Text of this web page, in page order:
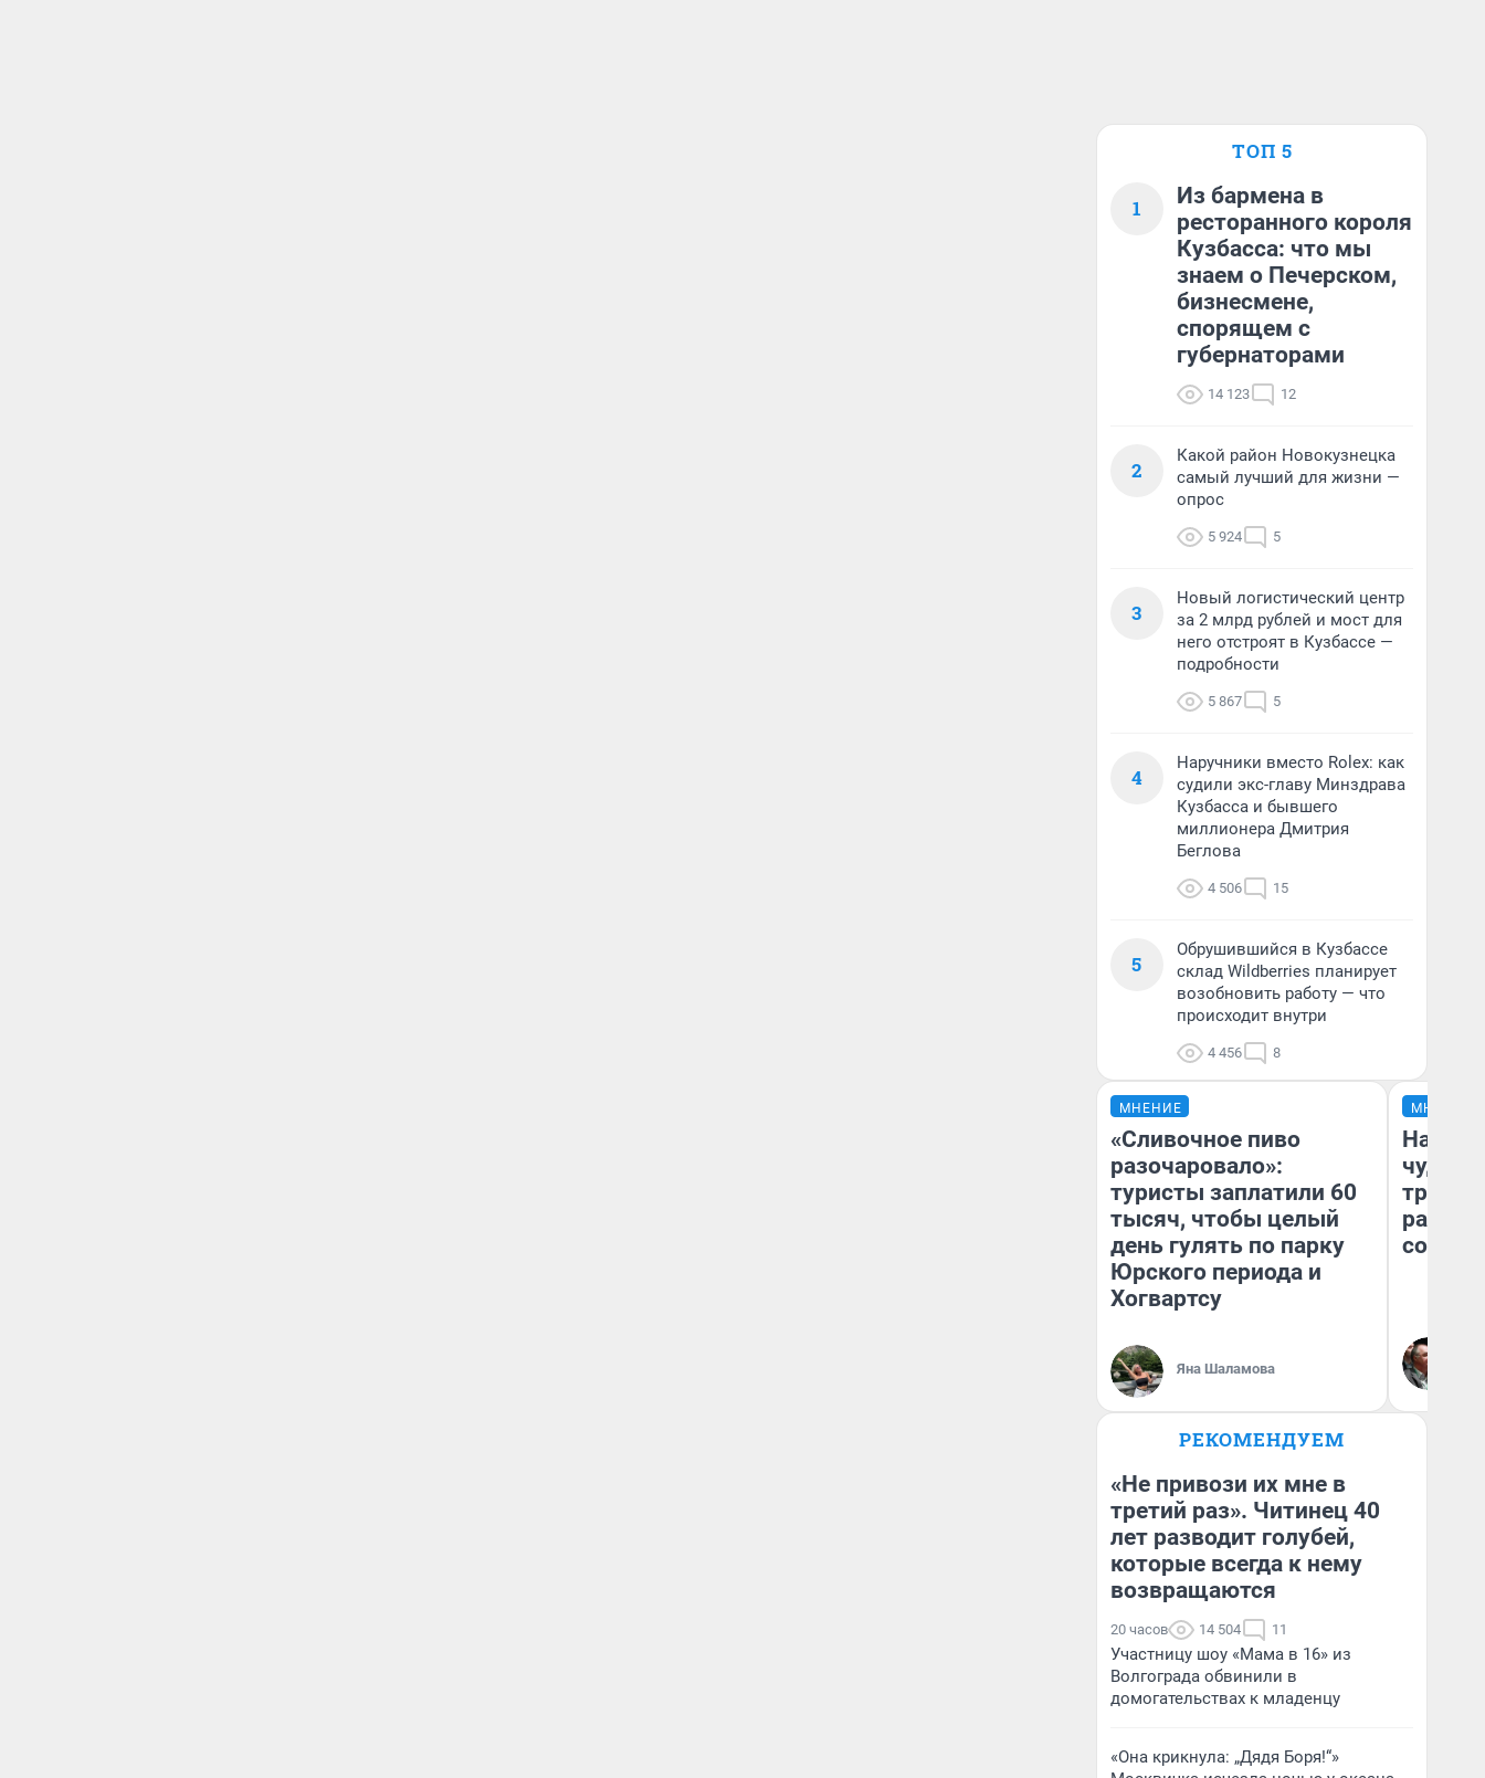
ТОП 5
1
Из бармена в
ресторанного короля
Кузбасса: что мы
знаем о Печерском,
бизнесмене,
спорящем с
губернаторами
14 123 12
2
Какой район Новокузнецка
самый лучший для жизни —
опрос
5 924 5
3
Новый логистический центр
за 2 млрд рублей и мост для
него отстроят в Кузбассе —
подробности
5 867 5
4
Наручники вместо Rolex: как
судили экс-главу Минздрава
Кузбасса и бывшего
миллионера Дмитрия
Беглова
4 506 15
5
Обрушившийся в Кузбассе
склад Wildberries планирует
возобновить работу — что
происходит внутри
4 456 8
МНЕНИЕ
«Сливочное пиво
разочаровало»:
туристы заплатили 60
тысяч, чтобы целый
день гулять по парку
Юрского периода и
Хогвартсу
Яна Шаламова
МНЕНИЕ
чудом
РЕКОМЕНДУЕМ
«Не привози их мне в
третий раз». Читинец 40
лет разводит голубей,
которые всегда к нему
возвращаются
20 часов 14 504 11
Участницу шоу «Мама в 16» из
Волгограда обвинили в
домогательствах к младенцу
«Она крикнула: „Дядя Боря!“»